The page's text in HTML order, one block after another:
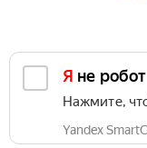
Я не робот
Нажмите,
Yandex